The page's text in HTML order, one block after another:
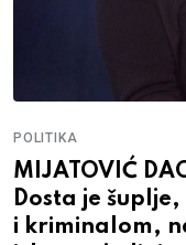
POLITIKA
MIJATOVIĆ
Dosta je
i kriminalom,